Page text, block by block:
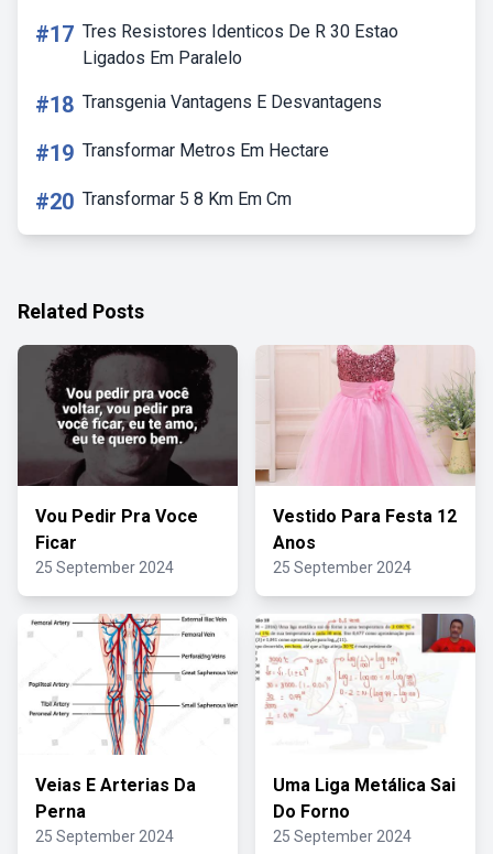
#17 Tres Resistores Identicos De R 30 Estao
Ligados Em Paralelo
#18 Transgenia Vantagens E Desvantagens
#19 Transformar Metros Em Hectare
#20 Transformar 5 8 Km Em Cm
Related Posts
Vou Pedir Pra Voce
Ficar
25 September 2024
Vestido Para Festa 12
Anos
25 September 2024
Veias E Arterias Da
Perna
25 September 2024
Uma Liga Metálica Sai
Do Forno
25 September 2024